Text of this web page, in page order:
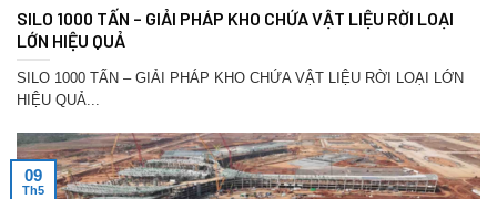
SILO 1000 TẤN – GIẢI PHÁP KHO CHỨA VẬT LIỆU RỜI LOẠI
LỚN HIỆU QUẢ
SILO 1000 TẤN – GIẢI PHÁP KHO CHỨA VẬT LIỆU RỜI LOẠI LỚN
HIỆU QUẢ...
09
Th5